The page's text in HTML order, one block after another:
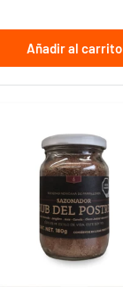
Añadir al carrito